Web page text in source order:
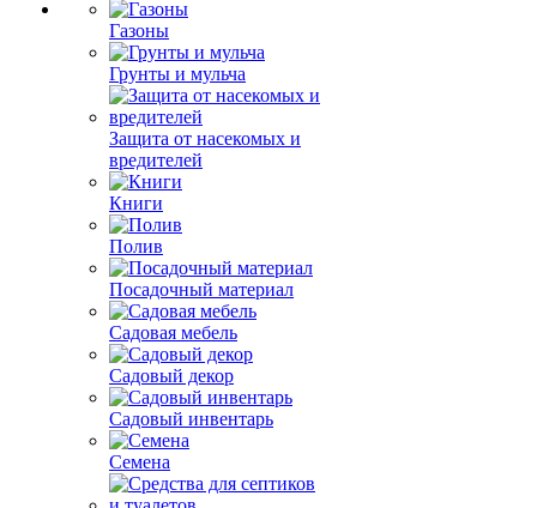
Газоны
Грунты и мульча
Защита от насекомых и
вредителей
Книги
Полив
Посадочный материал
Садовая мебель
Садовый декор
Садовый инвентарь
Семена